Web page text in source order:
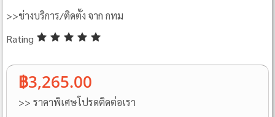
>>ช่างบริการ/ติดตั้ง จาก กทม
Rating
฿3,265.00
>> ราคาพิเศษโปรดติดต่อเรา